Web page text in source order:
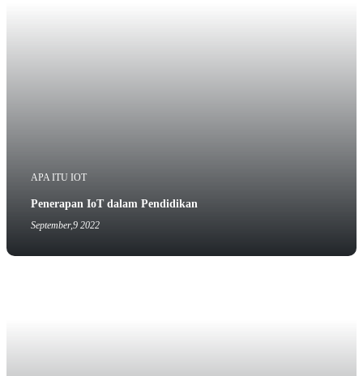
APA ITU IOT
Penerapan IoT dalam Pendidikan
September,9 2022